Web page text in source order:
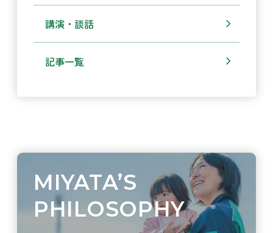
講演・談話
記事一覧
MIYATA’S
PHILOSOPHY